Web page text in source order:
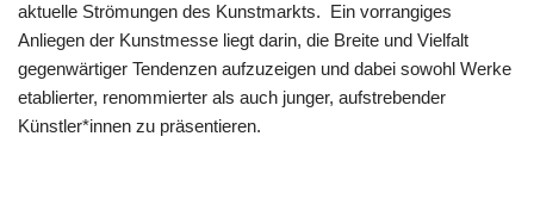
aktuelle Strömungen des Kunstmarkts. Ein vorrangiges
Anliegen der Kunstmesse liegt darin, die Breite und Vielfalt
gegenwärtiger Tendenzen aufzuzeigen und dabei sowohl Werke
etablierter, renommierter als auch junger, aufstrebender
Künstler*innen zu präsentieren.